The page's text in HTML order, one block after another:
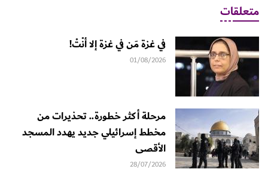
متعلقات
في غزة مَن في غزة إلا أنْتْ!
01/08/2026
مرحلة أكثر خطورة.. تحذيرات من
مخطط إسرائيلي جديد يهدد المسجد
الأقصى
28/07/2026